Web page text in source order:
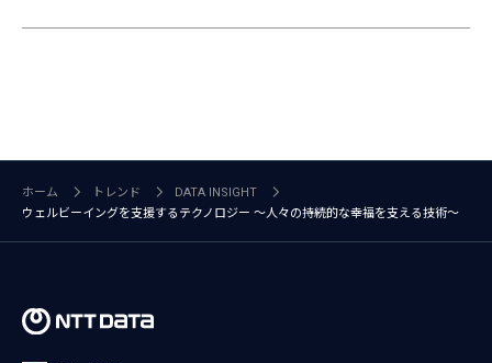
ホーム トレンド
DATA INSIGHT
ウェルビーイングを支援するテクノロジー ～人々の持続的な幸福を支える技術～